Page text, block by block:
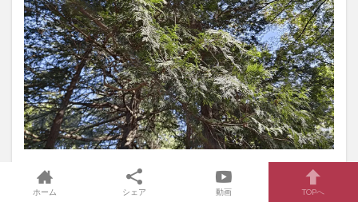
ホーム シェア 動画 TOPへ